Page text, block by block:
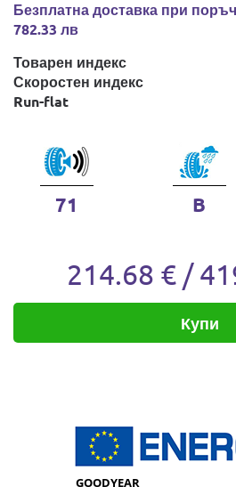
Безплатна доставка при
782.33 лв
Товарен индекс
Скоростен индекс
Run-flat
71 B
214.68 € /
Купи
GOODYEAR